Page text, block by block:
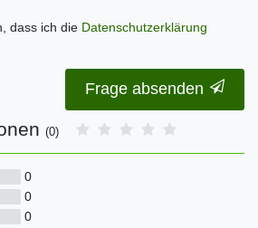
dass ich die Daten­schutz­erklärung
Frage absenden
(0)
0
0
0